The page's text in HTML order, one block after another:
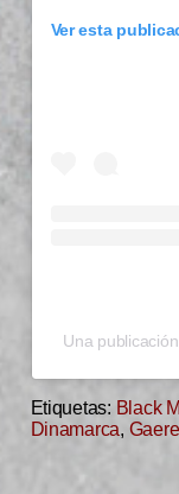
Ver esta
Una
Etiquetas: Black
Dinamarca,